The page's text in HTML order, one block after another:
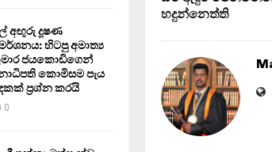
හදුන්නෙත්ති
අඟුරු දූෂණ
හිටපු අමාත්‍ය
ජයකොඩිගෙන්
කොමිසම පැය
ප්‍රශ්න කරයි
0